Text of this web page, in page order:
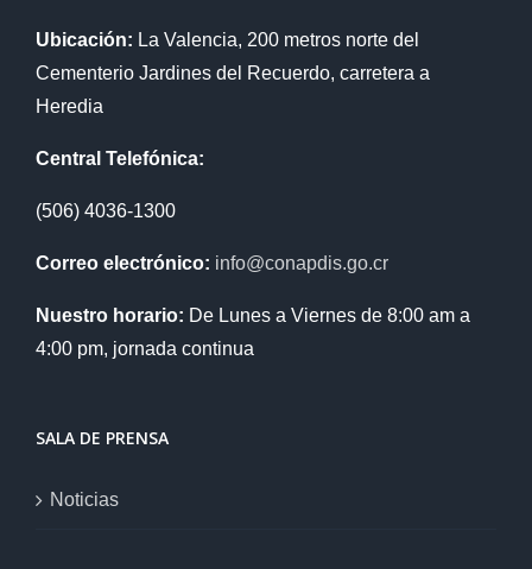
Ubicación: La Valencia, 200 metros norte del
Cementerio Jardines del Recuerdo, carretera a
Heredia
Central Telefónica:
(506) 4036-1300
Correo electrónico: info@conapdis.go.cr
Nuestro horario: De Lunes a Viernes de 8:00 am a
4:00 pm, jornada continua
SALA DE PRENSA
Noticias